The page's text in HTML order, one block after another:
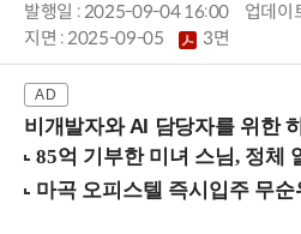
발행일 : 2025-09-04 16:00
업데
지면 :2025-09-05 3면
비개발자와 AI 담당자를 위한 하네스 엔지니어